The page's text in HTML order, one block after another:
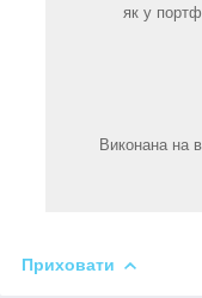
як у
Виконана на
Приховати